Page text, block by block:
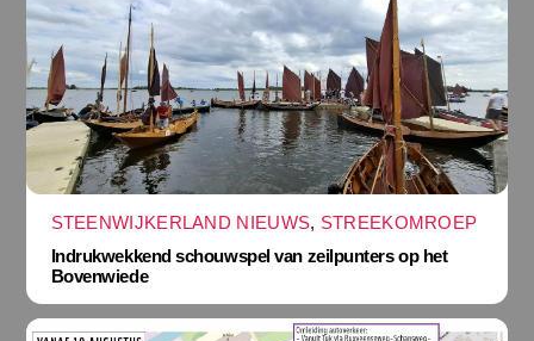
STEENWIJKERLAND NIEUWS, STREEKOMROEP
Indrukwekkend schouwspel van zeilpunters op het
Bovenwiede